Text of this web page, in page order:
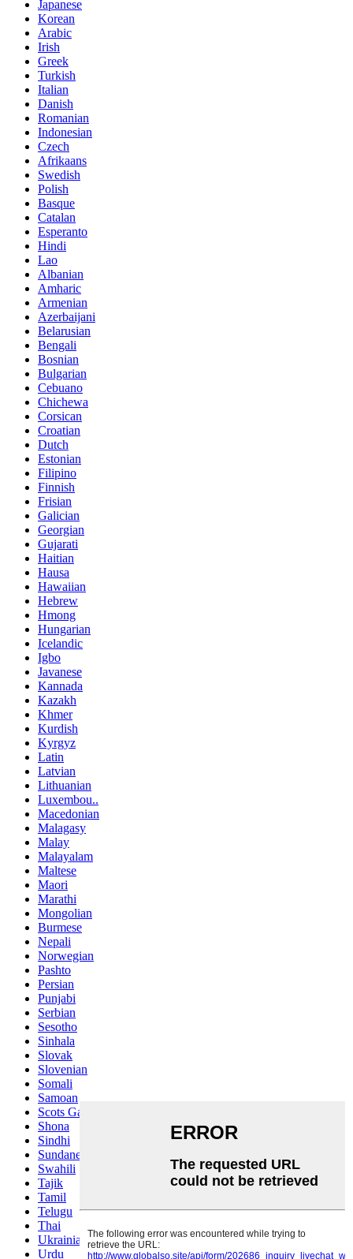
Japanese
Korean
Arabic
Irish
Greek
Turkish
Italian
Danish
Romanian
Indonesian
Czech
Afrikaans
Swedish
Polish
Basque
Catalan
Esperanto
Hindi
Lao
Albanian
Amharic
Armenian
Azerbaijani
Belarusian
Bengali
Bosnian
Bulgarian
Cebuano
Chichewa
Corsican
Croatian
Dutch
Estonian
Filipino
Finnish
Frisian
Galician
Georgian
Gujarati
Haitian
Hausa
Hawaiian
Hebrew
Hmong
Hungarian
Icelandic
Igbo
Javanese
Kannada
Kazakh
Khmer
Kurdish
Kyrgyz
Latin
Latvian
Lithuanian
Luxembou..
Macedonian
Malagasy
Malay
Malayalam
Maltese
Maori
Marathi
Mongolian
Burmese
Nepali
Norwegian
Pashto
Persian
Punjabi
Serbian
Sesotho
Sinhala
Slovak
Slovenian
Somali
Samoan
Scots Gaelic
Shona
Sindhi
Sundanese
Swahili
Tajik
Tamil
Telugu
Thai
Ukrainian
Urdu